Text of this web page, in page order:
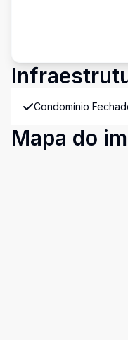
Condomínio
Mapa do